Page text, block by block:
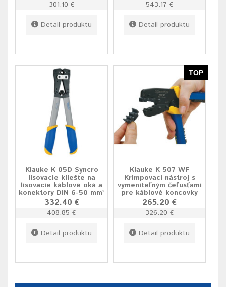
301.10 €
Detail produktu
543.17 €
Detail produktu
Klauke K 05D Syncro
lisovacie kliešte na
lisovacie káblové oká a
konektory DIN 6-50 mm²
332.40 €
408.85 €
Detail produktu
TOP
Klauke K 507 WF
Krimpovací nástroj s
vymeniteľným čeľusťami
pre káblové koncovky
265.20 €
326.20 €
Detail produktu